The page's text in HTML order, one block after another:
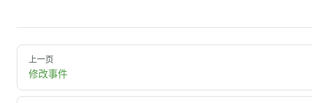
上一页
修改事件